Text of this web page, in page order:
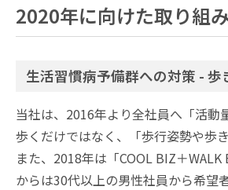
2020年に向けた取り組み
生活習慣病予備群への対策 -
当社は、2016年より全社員へ「活
歩くだけではなく、「歩行姿勢や歩
また、2018年は「COOL BIZ＋
からは30代以上の男性社員から希望